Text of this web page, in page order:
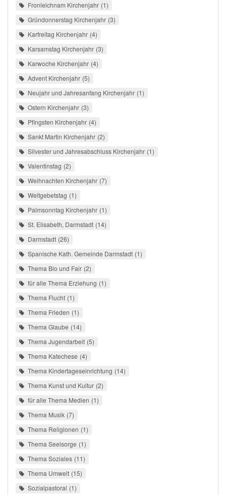
Fronleichnam Kirchenjahr 1
Gründonnerstag Kirchenjahr 3
Karfreitag Kirchenjahr 4
Karsamstag Kirchenjahr 3
Karwoche Kirchenjahr 4
Advent Kirchenjahr 5
Neujahr und Jahresanfang Kirchenjahr 1
Ostern Kirchenjahr 3
Pfingsten Kirchenjahr 4
Sankt Martin Kirchenjahr 2
Silvester und Jahresabschluss Kirchenjahr 1
Valentinstag 2
Weihnachten Kirchenjahr 7
Weltgebetstag 1
Palmsonntag Kirchenjahr 1
St. Elisabeth, Darmstadt 14
Darmstadt 26
Spanische Kath. Gemeinde Darmstadt 1
Thema Bio und Fair 2
für alle Thema Erziehung 1
Thema Flucht 1
Thema Frieden 1
Thema Glaube 14
Thema Jugendarbeit 5
Thema Katechese 4
Thema Kindertageseinrichtung 14
Thema Kunst und Kultur 2
für alle Thema Medien 1
Thema Musik 7
Thema Religionen 1
Thema Seelsorge 1
Thema Soziales 11
Thema Umwelt 15
Sozialpastoral 1